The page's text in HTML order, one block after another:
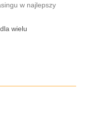
w najlepszy
wielu